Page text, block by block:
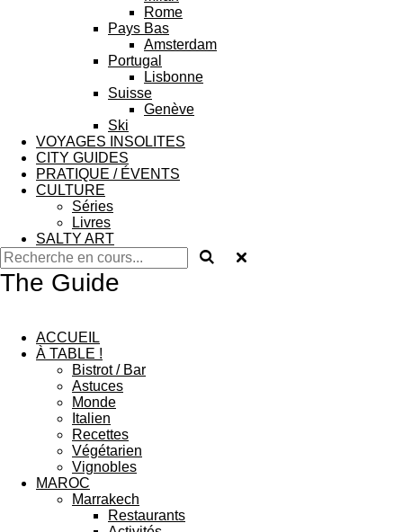
Rome
Pays Bas
Amsterdam
Portugal
Lisbonne
Suisse
Genève
Ski
VOYAGES INSOLITES
CITY GUIDES
PRATIQUE / ÉVENTS
CULTURE
Séries
Livres
SALTY ART
The Guide
ACCUEIL
À TABLE !
Bistrot / Bar
Astuces
Monde
Italien
Recettes
Végétarien
Vignobles
MAROC
Marrakech
Restaurants